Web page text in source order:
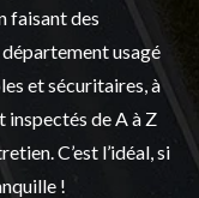
faisant des
département usagé
et sécuritaires, à
de A à Z
. C’est l’idéal, si
!